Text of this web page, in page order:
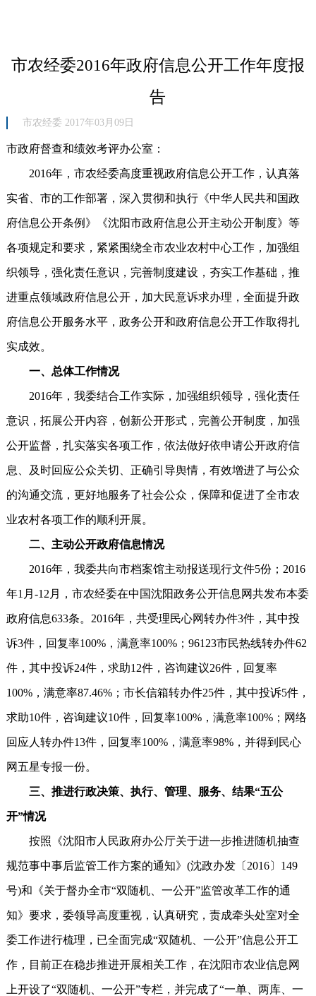
市农经委2016年政府信息公开工作年度报
告
市农经委 2017年03月09日
市政府督查和绩效考评办公室：
2016年，市农经委高度重视政府信息公开工作，认真落
实省、市的工作部署，深入贯彻和执行《中华人民共和国政
府信息公开条例》《沈阳市政府信息公开主动公开制度》等
各项规定和要求，紧紧围绕全市农业农村中心工作，加强组
织领导，强化责任意识，完善制度建设，夯实工作基础，推
进重点领域政府信息公开，加大民意诉求办理，全面提升政
府信息公开服务水平，政务公开和政府信息公开工作取得扎
实成效。
一、总体工作情况
2016年，我委结合工作实际，加强组织领导，强化责任
意识，拓展公开内容，创新公开形式，完善公开制度，加强
公开监督，扎实落实各项工作，依法做好依申请公开政府信
息、及时回应公众关切、正确引导舆情，有效增进了与公众
的沟通交流，更好地服务了社会公众，保障和促进了全市农
业农村各项工作的顺利开展。
二、主动公开政府信息情况
2016年，我委共向市档案馆主动报送现行文件5份；2016
年1月-12月，市农经委在中国沈阳政务公开信息网共发布本委
政府信息633条。2016年，共受理民心网转办件3件，其中投
诉3件，回复率100%，满意率100%；96123市民热线转办件62
件，其中投诉24件，求助12件，咨询建议26件，回复率
100%，满意率87.46%；市长信箱转办件25件，其中投诉5件，
求助10件，咨询建议10件，回复率100%，满意率100%；网络
回应人转办件13件，回复率100%，满意率98%，并得到民心
网五星专报一份。
三、推进行政决策、执行、管理、服务、结果“五公
开”情况
按照《沈阳市人民政府办公厅关于进一步推进随机抽查
规范事中事后监管工作方案的通知》(沈政办发〔2016〕149
号)和《关于督办全市“双随机、一公开”监管改革工作的通
知》要求，委领导高度重视，认真研究，责成牵头处室对全
委工作进行梳理，已全面完成“双随机、一公开”信息公开工
作，目前正在稳步推进开展相关工作，在沈阳市农业信息网
上开设了“双随机、一公开”专栏，并完成了“一单、两库、一